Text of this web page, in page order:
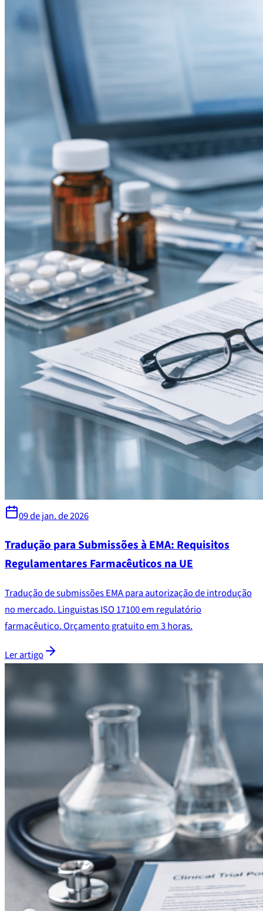
09 de jan. de 2026
Tradução para Submissões à EMA: Requisitos
Regulamentares Farmacêuticos na UE
Tradução de submissões EMA para autorização de introdução
no mercado. Linguistas ISO 17100 em regulatório
farmacêutico. Orçamento gratuito em 3 horas.
Ler artigo